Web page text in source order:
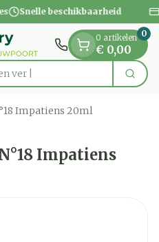
Snelle beschikbaarheid
Zoek
0 artikelen
€ 0,00
0
Impatiens 20ml
Impatiens